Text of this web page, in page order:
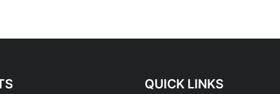
QUICK LINKS